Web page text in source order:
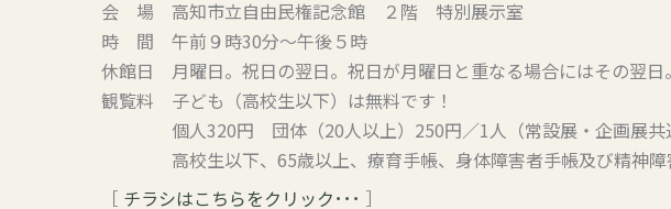
会 場 高知市立自由民権記念館 ２階 特別展示室
時 間 午前９時30分～午後５時
休館日 月曜日。祝日の翌日。祝日が月曜日と重なる場合にはその翌日
観覧料 子ども（高校生以下）は無料です！
個人320円 団体（20人以上）250円／1人（常設展・企画展共
高校生以下、65歳以上、療育手帳、身体障害者手帳及び精神障
［ チラシはこちらをクリック･･･ ］